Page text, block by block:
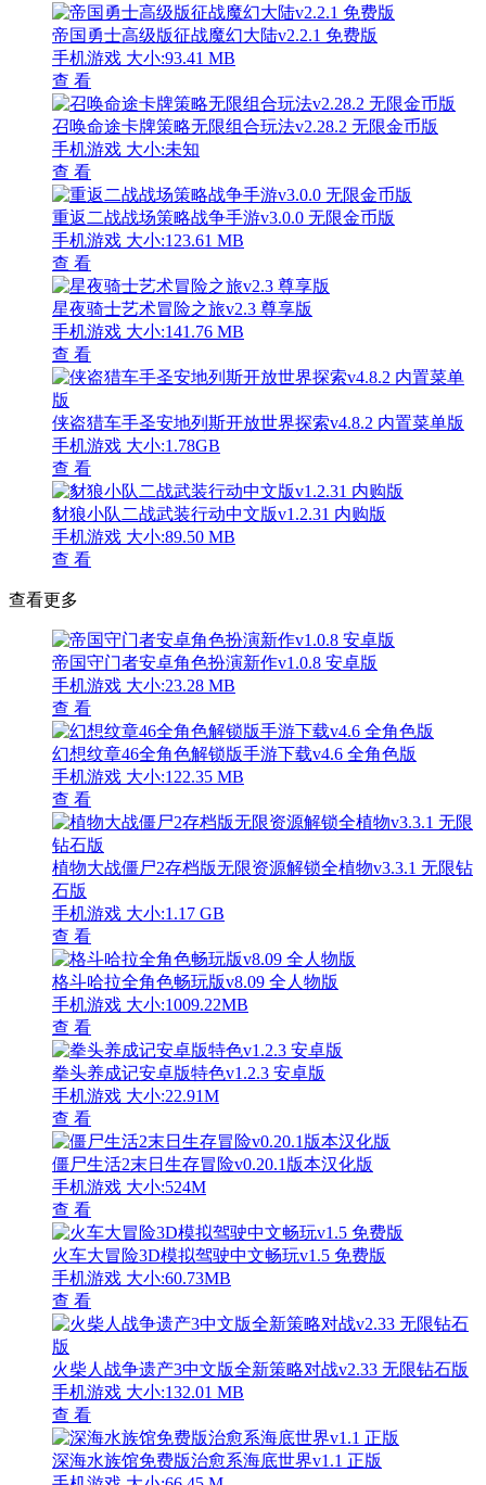
帝国勇士高级版征战魔幻大陆v2.2.1 免费版
手机游戏 大小:93.41 MB
查 看
召唤命途卡牌策略无限组合玩法v2.28.2 无限金币版
手机游戏 大小:未知
查 看
重返二战战场策略战争手游v3.0.0 无限金币版
手机游戏 大小:123.61 MB
查 看
星夜骑士艺术冒险之旅v2.3 尊享版
手机游戏 大小:141.76 MB
查 看
侠盗猎车手圣安地列斯开放世界探索v4.8.2 内置菜单版
手机游戏 大小:1.78GB
查 看
豺狼小队二战武装行动中文版v1.2.31 内购版
手机游戏 大小:89.50 MB
查 看
查看更多
帝国守门者安卓角色扮演新作v1.0.8 安卓版
手机游戏 大小:23.28 MB
查 看
幻想纹章46全角色解锁版手游下载v4.6 全角色版
手机游戏 大小:122.35 MB
查 看
植物大战僵尸2存档版无限资源解锁全植物v3.3.1 无限钻
石版
手机游戏 大小:1.17 GB
查 看
格斗哈拉全角色畅玩版v8.09 全人物版
手机游戏 大小:1009.22MB
查 看
拳头养成记安卓版特色v1.2.3 安卓版
手机游戏 大小:22.91M
查 看
僵尸生活2末日生存冒险v0.20.1版本汉化版
手机游戏 大小:524M
查 看
火车大冒险3D模拟驾驶中文畅玩v1.5 免费版
手机游戏 大小:60.73MB
查 看
火柴人战争遗产3中文版全新策略对战v2.33 无限钻石版
手机游戏 大小:132.01 MB
查 看
深海水族馆免费版治愈系海底世界v1.1 正版